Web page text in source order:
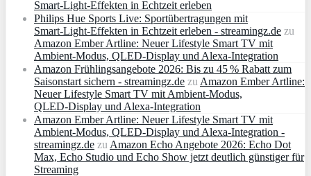
Smart‑Light‑Effekten in Echtzeit erleben
Philips Hue Sports Live: Sportübertragungen mit
Smart‑Light‑Effekten in Echtzeit erleben - streamingz.de zu
Amazon Ember Artline: Neuer Lifestyle Smart TV mit
Ambient‑Modus, QLED‑Display und Alexa‑Integration
Amazon Frühlingsangebote 2026: Bis zu 45 % Rabatt zum
Saisonstart sichern - streamingz.de zu Amazon Ember Artline:
Neuer Lifestyle Smart TV mit Ambient‑Modus,
QLED‑Display und Alexa‑Integration
Amazon Ember Artline: Neuer Lifestyle Smart TV mit
Ambient‑Modus, QLED‑Display und Alexa‑Integration -
streamingz.de zu Amazon Echo Angebote 2026: Echo Dot
Max, Echo Studio und Echo Show jetzt deutlich günstiger für
Streaming